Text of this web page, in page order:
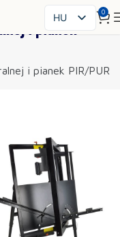
HU
SK
IT
UK
RO
DE
0
i pianek
i pianek PIR/PUR